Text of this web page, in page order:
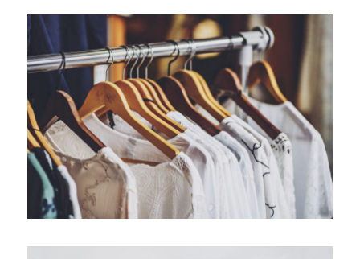
プ
た
の
創
力
が
生
き
る、
あ
な